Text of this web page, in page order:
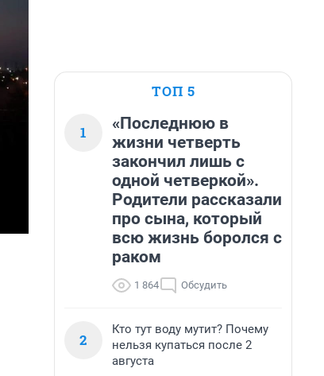
ТОП 5
1
«Последнюю в
жизни четверть
закончил лишь с
одной четверкой».
Родители рассказали
про сына, который
всю жизнь боролся с
раком
1 864 Обсудить
2
Кто тут воду мутит? Почему
нельзя купаться после 2
августа